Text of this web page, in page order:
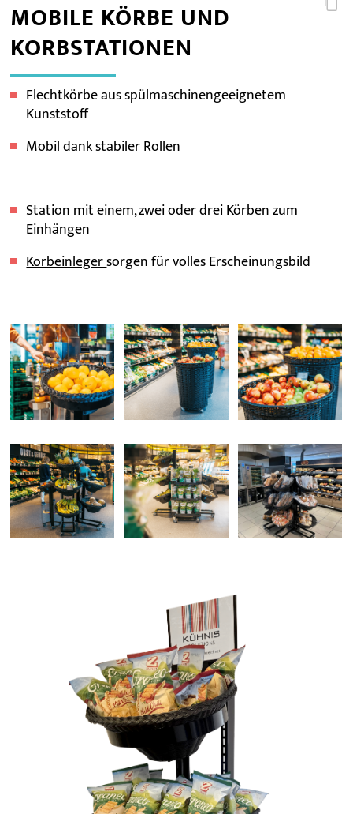
MOBILE KÖRBE UND
KORBSTATIONEN
Flechtkörbe aus spülmaschinengeeignetem
Kunststoff
Mobil dank stabiler Rollen
Station miteinem,zweioderdrei Körbenzum
Einhängen
Korbeinlegersorgen für volles Erscheinungsbild